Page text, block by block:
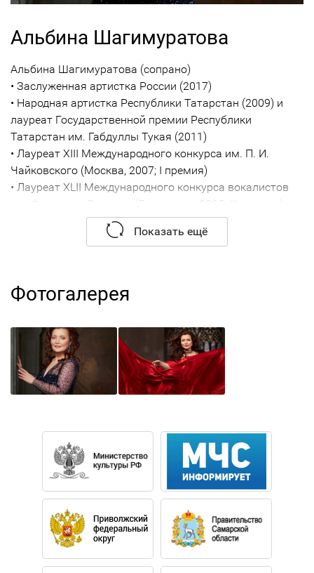
Альбина Шагимуратова
Альбина Шагимуратова (сопрано)
• Заслуженная артистка России (2017)
• Народная артистка Республики Татарстан (2009) и
лауреат Государственной премии Республики
Татарстан им. Габдуллы Тукая (2011)
• Лауреат XIII Международного конкурса им. П. И.
Чайковского (Москва, 2007; I премия)
• Лауреат XLII Международного конкурса вокалистов
им. ФрансискоВиньяса (Барселона, 2005; III премия)
• Лауреат XXI Международного конкурса вокалистов
им. М. И. Глинки (Челябинск, 2005; I премия)
Окончила Казанское музыкальное училище
им.И.В.Аухадеева как хоровой дирижер и поступила в
им.Н.Г.Жиганова. С третьего курса перевелась в
Московскую государственную консерваторию им. П. И.
Чайковского, в класс профессора Галины Писаренко. С
отличием окончила Московскую консерваторию и ее
Альбина Шагимуратова - почетная выпускница
молодежной программы Хьюстонской гранд-оперы
(США), в рамках которой обучалась с 2006 по 2008 год.
В разное время брала уроки у Дмитрия Вдовина в
Москве и Ренаты Скотто в Нью-Йорке. Международное
признание пришло к Альбине Шагимуратовой в 2007-
м, когда она завоевала I премию и золотую медаль на
конкурсе им.П.И. Чайковского.
Показать ещё
Фотогалерея